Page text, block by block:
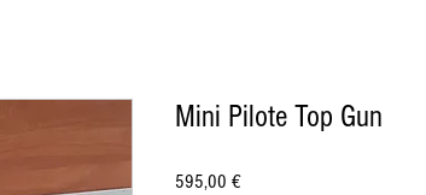
Mini Pilote Top Gun
595,00 €Prix